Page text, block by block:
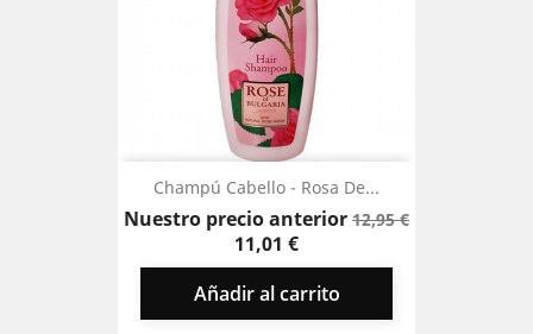
Champú Cabello - Rosa De...
Nuestro precio anteriorPrecio
12,95 €Precio
11,01 €
Añadir al carrito